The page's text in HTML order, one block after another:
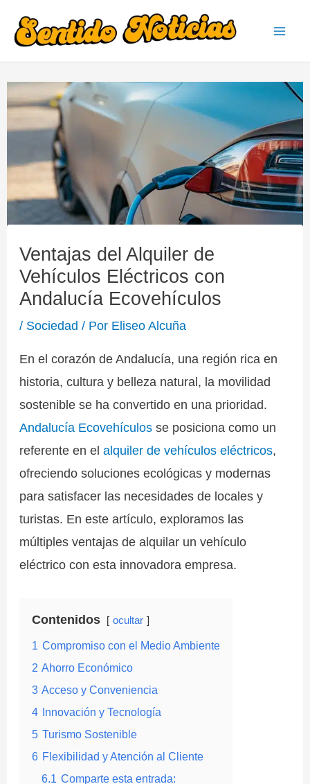
Ventajas del Alquiler de
Vehículos Eléctricos con
Andalucía Ecovehículos
/ Sociedad / Por Eliseo Alcuña
En el corazón de Andalucía, una región rica en
historia, cultura y belleza natural, la movilidad
sostenible se ha convertido en una prioridad.
Andalucía Ecovehículos se posiciona como un
referente en elalquiler de vehículos eléctricos,
ofreciendo soluciones ecológicas y modernas
para satisfacer las necesidades de locales y
turistas. En este artículo, exploramos las
múltiples ventajas de alquilar un vehículo
eléctrico con esta innovadora empresa.
Contenidos ocultar
1 Compromiso con el Medio Ambiente
2 Ahorro Económico
3 Acceso y Conveniencia
4 Innovación y Tecnología
5 Turismo Sostenible
6 Flexibilidad y Atención al Cliente
6.1 Comparte esta entrada: